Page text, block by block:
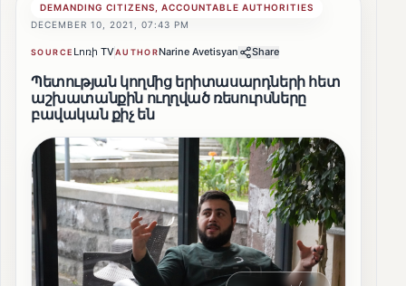
DEMANDING CITIZENS, ACCOUNTABLE AUTHORITIES
DECEMBER 10, 2021, 07:43 PM
SOURCE Լոռի TVAUTHORNarine Avetisyan Share
Պետության կողմից երիտասարդների հետ
աշխատանքին ուղղված ռեսուրսները
բավական քիչ են